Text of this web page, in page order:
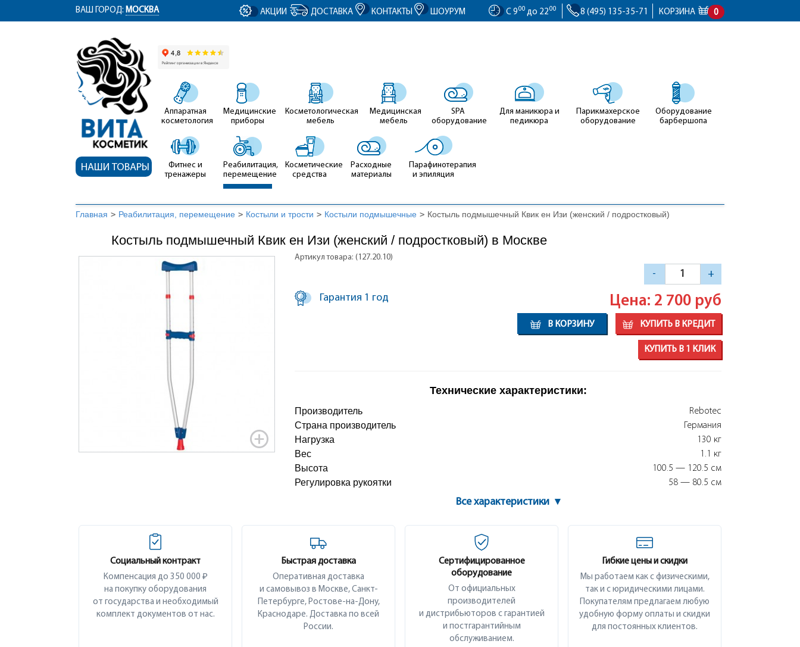
ym(12767704, 'getClientID', function(clientID) { document.getElementById('clientID').value = clientID; });
ВАШ ГОРОД: МОСКВА АКЦИИ ДОСТАВКА КОНТАКТЫ ШОУРУМ С 900 до 2200 8 (495) 135-35-71 КОРЗИНА 0
НАШИ ТОВАРЫ
Аппаратная
косметология
Медицинские
приборы
Косметологическая
мебель
Медицинская
мебель
SPA
оборудование
Для маникюра и
педикюра
Парикмахерское
оборудование
Оборудование
барбершопа
Фитнес и
тренажеры
Реабилитация,
перемещение
Косметические
средства
Расходные
материалы
Парафинотерапия
и эпиляция
Главная > Реабилитация, перемещение > Костыли и трости > Костыли подмышечные > Костыль подмышечный Квик ен Изи (женский / подростковый)
Костыль подмышечный Квик ен Изи (женский / подростковый) в Москве
Артикул товара: (127.20.10)
- +
Гарантия 1 год Цена: 2 700 руб
В КОРЗИНУ КУПИТЬ В КРЕДИТ
КУПИТЬ В 1 КЛИК
Технические характеристики:
Производитель Rebotec
Страна производитель Германия
Нагрузка 130 кг
Вес 1.1 кг
Высота 100.5 — 120.5 см
Регулировка рукоятки 58 — 80.5 см
Все характеристики ▾
Социальный контракт
Компенсация до 350 000 ₽
на покупку оборудования
от государства и необходимый
комплект документов от нас.
Быстрая доставка
Оперативная доставка
и самовывоз в Москве, Санкт-
Петербурге, Ростове-на-Дону,
Краснодаре. Доставка по всей
России.
Сертифицированное
оборудование
От официальных
производителей
и дистрибьюторов с гарантией
и постгарантийным
обслуживанием.
Гибкие цены и скидки
Мы работаем как с физическими,
так и с юридическими лицами.
Покупателям предлагаем любую
удобную форму оплаты и скидки
для постоянных клиентов.